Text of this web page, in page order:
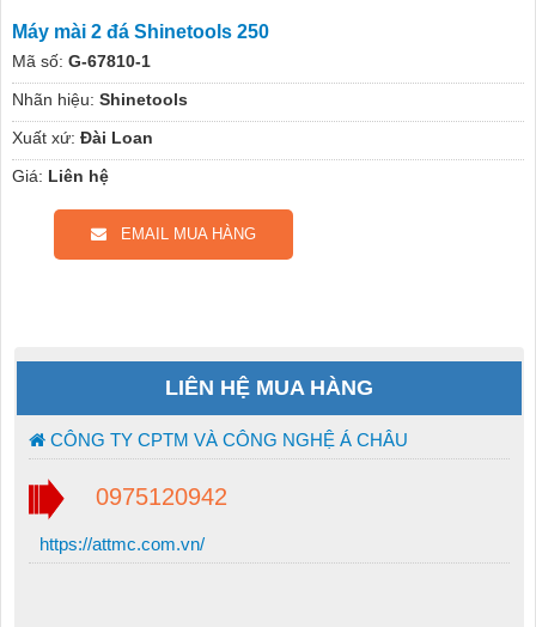
Máy mài 2 đá Shinetools 250
Mã số: G-67810-1
Nhãn hiệu: Shinetools
Xuất xứ: Đài Loan
Giá: Liên hệ
EMAIL MUA HÀNG
LIÊN HỆ MUA HÀNG
CÔNG TY CPTM VÀ CÔNG NGHỆ Á CHÂU
0975120942
https://attmc.com.vn/